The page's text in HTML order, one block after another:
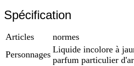
Spécification
Articles normes
Personnages Liquide incolore à
parfum particulier